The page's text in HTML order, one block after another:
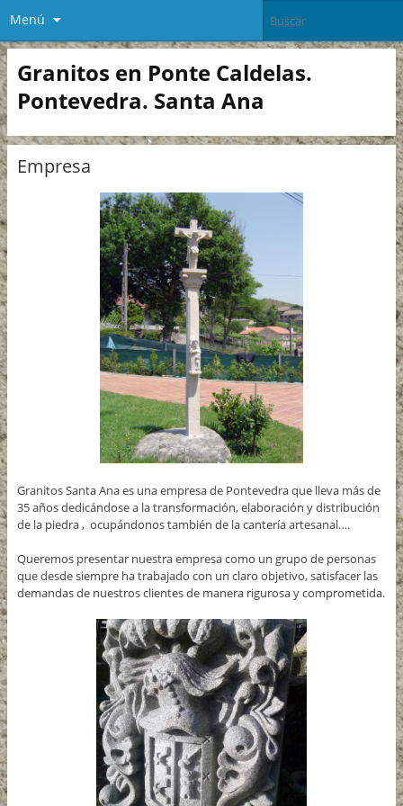
Menú
Granitos en Ponte Caldelas.
Pontevedra. Santa Ana
Empresa
Granitos Santa Ana es una empresa de Pontevedra que lleva más de
35 años dedicándose a la transformación, elaboración y distribución
de la piedra , ocupándonos también de la cantería artesanal….
Queremos presentar nuestra empresa como un grupo de personas
que desde siempre ha trabajado con un claro objetivo, satisfacer las
demandas de nuestros clientes de manera rigurosa y comprometida.